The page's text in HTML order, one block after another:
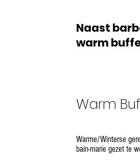
Naast
warm
Warm
Warme/Winterse
bain-marie gezet te